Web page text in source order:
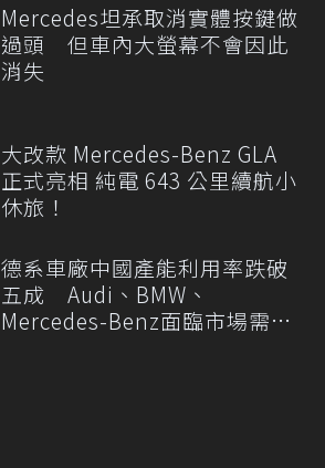
Mercedes坦承取消實體按鍵做
過頭 但車內大螢幕不會因此
消失
大改款 Mercedes-Benz GLA
正式亮相 純電 643 公里續航小
休旅！
德系車廠中國產能利用率跌破
五成 Audi、BMW、
Mercedes-Benz面臨市場需求